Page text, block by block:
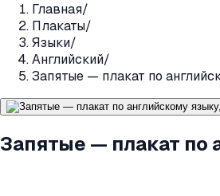
Главная/
Плакаты/
Языки/
Английский/
Запятые — плакат по
Запятые — плакат по